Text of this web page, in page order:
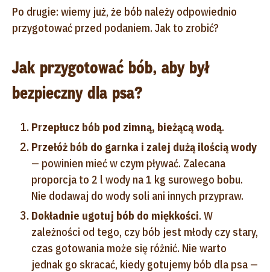
Po drugie: wiemy już, że bób należy odpowiednio
przygotować przed podaniem. Jak to zrobić?
Jak przygotować bób, aby był
bezpieczny dla psa?
Przepłucz bób pod zimną, bieżącą wodą.
Przełóż bób do garnka i zalej dużą ilością wody
— powinien mieć w czym pływać. Zalecana
proporcja to 2 l wody na 1 kg surowego bobu.
Nie dodawaj do wody soli ani innych przypraw.
Dokładnie ugotuj bób do miękkości. W
zależności od tego, czy bób jest młody czy stary,
czas gotowania może się różnić. Nie warto
jednak go skracać, kiedy gotujemy bób dla psa —